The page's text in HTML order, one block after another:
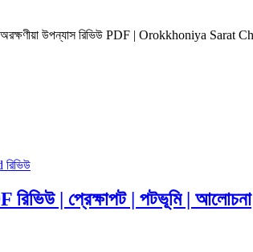
অরক্ষণীয়া উপন্যাস রিভিউ PDF | Orokkhoniya Sarat
রিভিউ | প্রেক্ষাপট | পটভূমি | আলোচনা